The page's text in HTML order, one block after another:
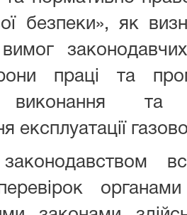
безпеки», як
праці та
виконання та
експлуатації